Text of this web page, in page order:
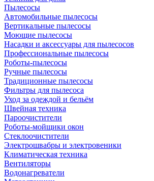
Пылесосы
Автомобильные пылесосы
Вертикальные пылесосы
Моющие пылесосы
Насадки и аксессуары для пылесосов
Профессиональные пылесосы
Роботы-пылесосы
Ручные пылесосы
Традиционные пылесосы
Фильтры для пылесоса
Уход за одеждой и бельём
Швейная техника
Пароочистители
Роботы-мойщики окон
Стеклоочистители
Электрошвабры и электровеники
Климатическая техника
Вентиляторы
Водонагреватели